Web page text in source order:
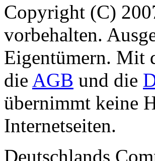
Copyright (C)
vorbehalten.
Eigentümern. Mit
die AGB und die
übernimmt keine
Internetseiten.
Deutschlands